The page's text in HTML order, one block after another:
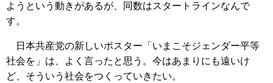
ようという動きがあるが、同数はスタートラインなんで
す。
日本共産党の新しいポスター「いまこそジェンダー平等
社会を」は、よく言ったと思う。今はあまりにも遠いけ
ど、そういう社会をつくっていきたい。